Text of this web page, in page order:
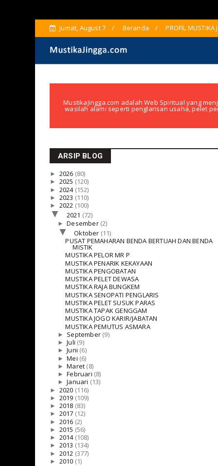
Jumat, August 7 Beranda PROFIL MUSTIKA
MustikaJingga.com adalah Web Spiritual yang
wasilah alami seperti penglarisan usaha, pelet
ARSIP BLOG
► 2026 (80)
► 2025 (120)
► 2024 (152)
► 2023 (110)
► 2022 (100)
▼ 2021 (72)
►Desember (2)
▼Oktober (11)
PUSAT PEMAHARAN BENDA BERTUAH DAN BENDA
MISTIK
MUSTIKA PELOR MR P
MUSTIKA PENARIK KEKAYAAN
MUSTIKA PENGOBATAN
MUSTIKA PELET DEWASA
MUSTIKA RAJA BUNGKEM
MUSTIKA SENOPATI PENGLARIS
MUSTIKA PELET SUSUK PARAS
MUSTIKA TAPAK GENGGAM
MUSTIKA JOGO KARIR/JABATAN
MUSTIKA PEMUTUS ASMARA
► September (9)
►Juli (9)
►Juni (6)
►Mei (6)
►Maret (8)
►Februari (8)
►Januari (13)
► 2020 (116)
► 2019 (109)
► 2018 (83)
► 2017 (12)
► 2016 (2)
► 2015 (56)
► 2014 (108)
► 2013 (134)
► 2012 (377)
► 2010 (1)